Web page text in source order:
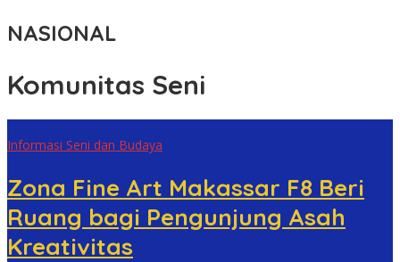
NASIONAL
Komunitas Seni
Informasi Seni dan Budaya
Zona Fine Art Makassar F8 Beri
Ruang bagi Pengunjung Asah
Kreativitas